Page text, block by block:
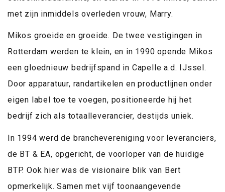
met zijn inmiddels overleden vrouw, Marry.
Mikos groeide en groeide. De twee vestigingen in
Rotterdam werden te klein, en in 1990 opende Mikos
een gloednieuw bedrijfspand in Capelle a.d. IJssel.
Door apparatuur, randartikelen en productlijnen onder
eigen label toe te voegen, positioneerde hij het
bedrijf zich als totaalleverancier, destijds uniek.
In 1994 werd de branchevereniging voor leveranciers,
de BT & EA, opgericht, de voorloper van de huidige
BTP. Ook hier was de visionaire blik van Bert
opmerkelijk. Samen met vijf toonaangevende